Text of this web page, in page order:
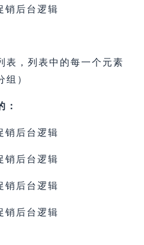
表，列表中的每一个元素
组）
：